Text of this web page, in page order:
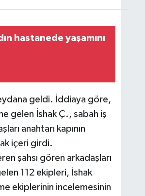
hastanede yaşamını
geldi. İddiaya göre,
gelen İshak Ç., sabah iş
anahtarı kapının
içeri girdi.
şahsı gören arkadaşları
112 ekipleri, İshak
ekiplerinin incelemesinin